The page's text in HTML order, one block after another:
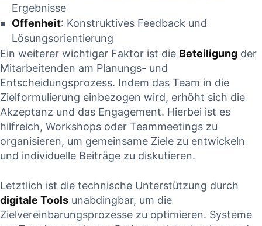
Ergebnisse
Offenheit: Konstruktives Feedback und
Lösungsorientierung
Ein weiterer wichtiger Faktor ist die‌ Beteiligung der
Mitarbeitenden am Planungs-⁣ und
Entscheidungsprozess. Indem das Team⁤ in die
⁤Zielformulierung einbezogen wird, ‍erhöht sich‍ die
Akzeptanz ⁣und ⁢das Engagement. Hierbei ist ⁤es
hilfreich, Workshops oder Teammeetings zu
organisieren, um gemeinsame Ziele zu entwickeln
und individuelle​ Beiträge zu⁤ diskutieren.
Letztlich ist die technische ‍Unterstützung‌ durch
digitale Tools unabdingbar,⁣ um die⁢
Zielvereinbarungsprozesse zu​ optimieren. ⁣Systeme